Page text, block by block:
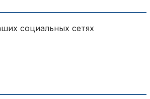
социальных сетях